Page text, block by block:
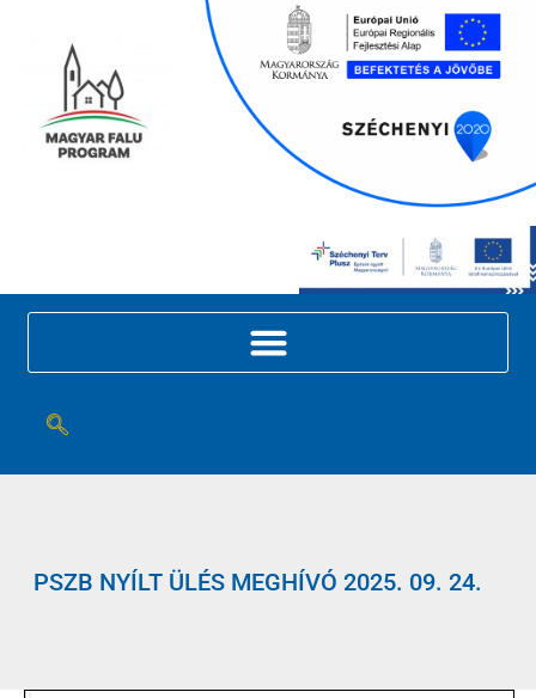
PSZB NYÍLT ÜLÉS MEGHÍVÓ 2025. 09. 24.